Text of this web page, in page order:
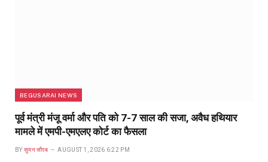
BEGUSARAI NEWS
पूर्व मंत्री मंजू वर्मा और पति को 7-7 साल की सजा, अवैध हथियार
मामले में एमपी-एमएलए कोर्ट का फैसला
BY सुमन सौरब AUGUST 1, 2026 6:22 PM